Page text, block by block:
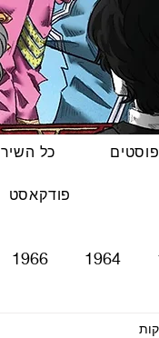
כל
פודקאסט
1964
1966